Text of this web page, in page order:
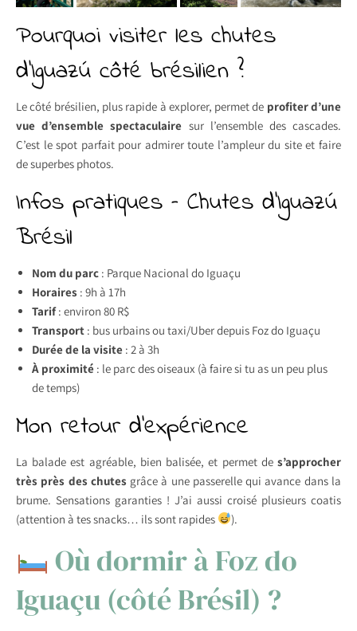
Pourquoi visiter les chutes
d’Iguazú côté brésilien ?
Le côté brésilien, plus rapide à explorer, permet de profiter d’une
vue d’ensemble spectaculaire sur l’ensemble des cascades.
C’est le spot parfait pour admirer toute l’ampleur du site et faire
de superbes photos.
Infos pratiques – Chutes d’Iguazú
Brésil
Nom du parc : Parque Nacional do Iguaçu
Horaires : 9h à 17h
Tarif: environ 80 R$
Transport : bus urbains ou taxi/Uber depuis Foz do Iguaçu
Durée de la visite : 2 à 3h
À proximité : le parc des oiseaux (à faire si tu as un peu plus
de temps)
Mon retour d’expérience
La balade est agréable, bien balisée, et permet de s’approcher
très près des chutes grâce à une passerelle qui avance dans la
brume. Sensations garanties ! J’ai aussi croisé plusieurs coatis
(attention à tes snacks… ils sont rapides
).
Où dormir à Foz do
Iguaçu (côté Brésil) ?